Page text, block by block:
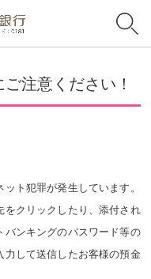
注意ください！
ト犯罪が発生しています。
をクリックしたり、添付され
バンキングのパスワード等の
力して送信したお客様の預金